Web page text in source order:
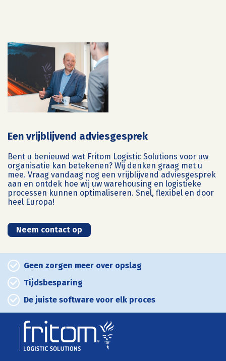
Een vrijblijvend adviesgesprek
Bent u benieuwd wat Fritom Logistic Solutions voor uw
organisatie kan betekenen? Wij denken graag met u
mee. Vraag vandaag nog een vrijblijvend adviesgesprek
aan en ontdek hoe wij uw warehousing en logistieke
processen kunnen optimaliseren. Snel, flexibel en door
heel Europa!
Neem contact op
Geen zorgen meer over opslag
Tijdsbesparing
De juiste software voor elk proces